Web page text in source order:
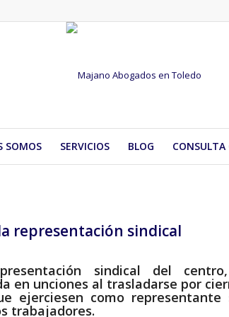
SOMOS SERVICIOS BLOG CONSULTA
representación sindical
sindical del
en unciones al trasladarse por
ejerciesen como representante
trabajadores.